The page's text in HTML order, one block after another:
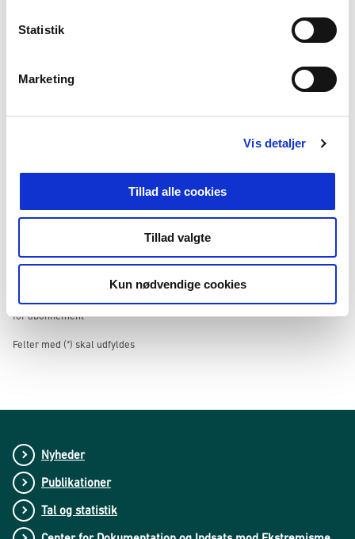
Statistik
Marketing
Vis detaljer
Tillad alle cookies
Tillad valgte
Kun nødvendige cookies
Abonnér på nyheder
Tilmeld dig som abonnent og modtag nyheder fra us.dk.
Ved at tilmelde mig som abonnent accepterer jeg, at Udlændingestyrelsen
behandler oplysninger om min mailadresse. Læs mere via linket 'Vilkår
for abonnement'
Felter med (*) skal udfyldes
Nyheder
Publikationer
Tal og statistik